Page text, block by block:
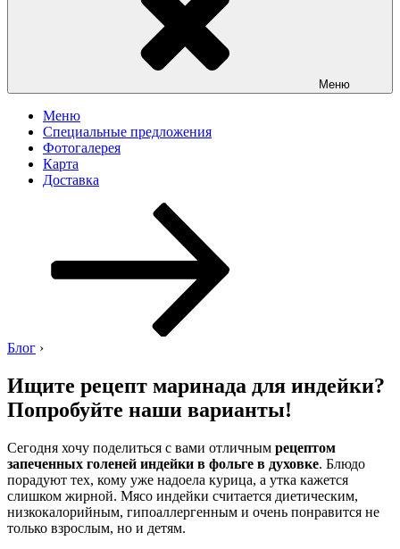
Меню
Меню
Специальные предложения
Фотогалерея
Карта
Доставка
Блог ›
Ищите рецепт маринада для индейки?
Попробуйте наши варианты!
Сегодня хочу поделиться с вами отличным рецептом
запеченных голеней индейки в фольге в духовке. Блюдо
порадуют тех, кому уже надоела курица, а утка кажется
слишком жирной. Мясо индейки считается диетическим,
низкокалорийным, гипоаллергенным и очень понравится не
только взрослым, но и детям.